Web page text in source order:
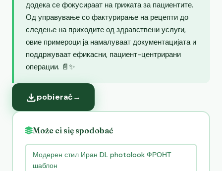
додека се фокусираат на грижата за пациентите.
Од управување со фактурирање на рецепти до
следење на приходите од здравствени услуги,
овие примероци ја намалуваат документацијата и
поддржуваат ефикасни, пациент-центрирани
операции. 📄✨
pobierać→
Może ci się spodobać
Модерен стил Иран DL photolook ФРОНТ
шаблон